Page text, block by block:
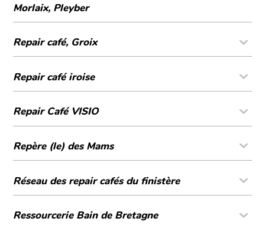
Morlaix, Pleyber
Repair café, Groix
Repair café iroise
Repair Café VISIO
Repère (le) des Mams
Réseau des repair cafés du finistère
Ressourcerie Bain de Bretagne